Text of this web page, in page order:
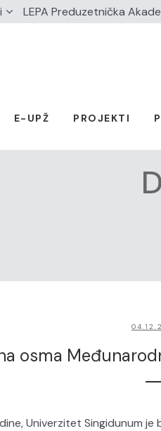
LEPA Preduzetnička
E-UPŽ PROJEKTI
osma
Univerzitet Singidunum